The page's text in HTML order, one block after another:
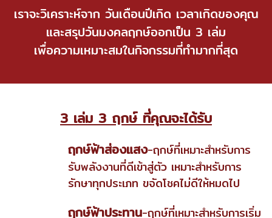
เราจะวิเคราะห์จาก วันเดือนปีเกิด เวลาเกิดของคุณ
และสรุปวันมงคลฤกษ์ออกเป็น 3 เล่ม
เพื่อความเหมาะสมในกิจกรรมที่ทำมากที่สุด
3 เล่ม 3 ฤกษ์ ที่คุณจะได้รับ
ฤกษ์ฟ้าส่องแสง-ฤกษ์ที่เหมาะสำหรับการ
รับพลังงานที่ดีเข้าสู่ตัว เหมาะสำหรับการ
รักษาทุกประเภท ขจัดโชคไม่ดีให้หมดไป
ฤกษ์ฟ้าประทาน-ฤกษ์ที่เหมาะสำหรับการเริ่ม